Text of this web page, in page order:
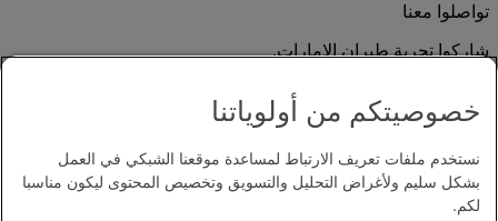
تواصلوا معنا
شاركوا تجربة طيران الإمارات.
خصوصيتكم من أولوياتنا
نستخدم ملفات تعريف الارتباط لمساعدة موقعنا الشبكي في العمل
بشكل سليم ولأغراض التحليل والتسويق وتخصيص المحتوى ليكون مناسبا
لكم.